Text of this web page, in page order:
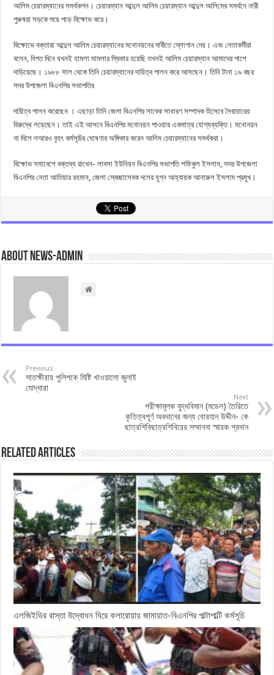
আলিম চেয়ারম্যানের সমর্থকগন। চেয়ারম্যান আব্দুল আলিম চেয়ারম্যান আব্দুল আলিমের সমর্থনে নারী
পুরুষরা সড়কে শুয়ে পড়ে বিক্ষোভ করে।
বিক্ষোভে বক্তারা আব্দুল আলিম চেয়ারম্যানের মনোনয়নের দাবীতে স্লোগান দেয়। এবং নেতাকর্মীরা
বলেন, বিগত দিনে যখনই হামলা মামলার স্বিকার হয়েছি তখনই আলিম চেয়ারম্যান আমাদের পাশে
দাড়িয়েছে। ১৯৮৮ সাল থেকে তিনি চেয়ারম্যানের দায়িত্ব পালন করে আসছেন। তিনি টানা ১৯ বছর
সদর উপজেলা বিএনপির সভাপতির
দায়িত্ব পালন করেছেন । এছাড়া তিনি জেলা বিএনপির সাবেক সাধারণ সম্পাদক হিসেবে সৈরাচারের
বিরুদ্ধে লড়েছেন। তাই এই আসনে বিএনপির মনোনয়ন পাওয়ার একমাত্র যোগ্যব্যক্তি। মনোনয়ন
না দিলে লআরও বৃহৎ কর্মসূচির ঘোষণার অঙ্গিকার করেন আলিম চেয়ারম্যানের সমর্থকরা।
বিক্ষোভ সমাবেশে বক্তব্য রাখেন- লাবসা ইউনিয়ন বিএনপির সভাপতি শফিকুল ইসলাম, সদর উপজেলা
বিএনপির নেতা আতিয়ার রহমান, জেলা স্বেচ্ছাসেবক দলের যুগ্ন আহ্বায়ক আনারুল ইসলাম প্রমুখ।
About news-admin
Previous
সাতক্ষীরায় পুলিশকে মিষ্টি খাওয়ালো জুলাই
যোদ্ধারা
Next
পরীক্ষামূলক যুদ্ধবিমান (মডেল) তৈরিতে
কৃতিত্বপূর্ণ অবদানের জন্য বোরহান উদ্দীন- কে
ছাত্রশিবিছাত্রশিবিরের সম্মাননা স্মারক প্রদান
Related Articles
এলজিইডির রাস্তা উদ্বোধন ঘিরে কলারোয়ায় জামায়াত-বিএনপির পাল্টাপাল্টি কর্মসূচি